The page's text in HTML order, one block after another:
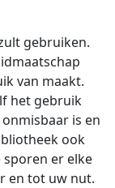
gebruiken.
van maakt.
het gebruik
is en
ook
er elke
en tot uw nut.